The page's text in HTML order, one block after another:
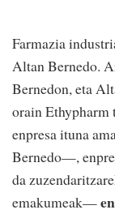
Farmazia
Altan Bernedo.
Bernedon, eta
orain Ethypharm
enpresa ituna
Bernedo—,
da
emakumeak—